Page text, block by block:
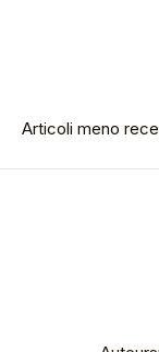
Articoli meno